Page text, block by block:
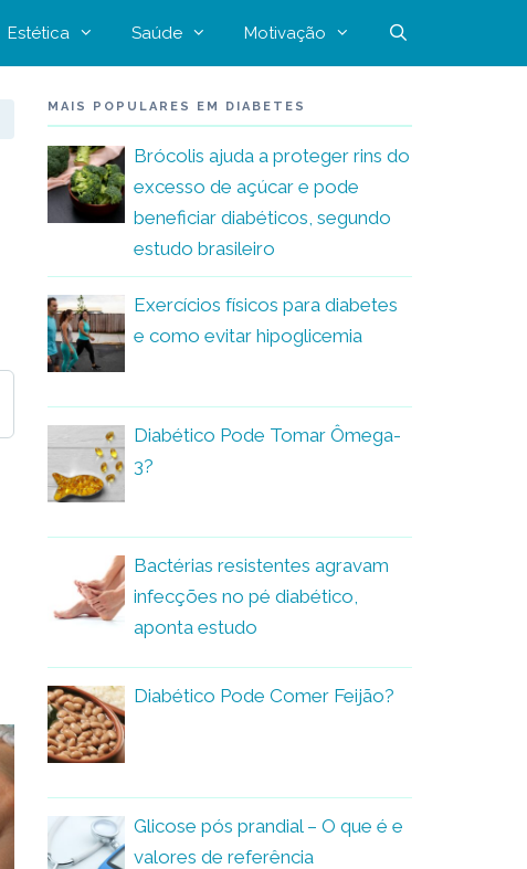
Estética Saúde Motivação
MAIS POPULARES EM DIABETES
Brócolis ajuda a proteger rins do
excesso de açúcar e pode
beneficiar diabéticos, segundo
estudo brasileiro
Exercícios físicos para diabetes
e como evitar hipoglicemia
Diabético Pode Tomar Ômega-
3?
Bactérias resistentes agravam
infecções no pé diabético,
aponta estudo
Diabético Pode Comer Feijão?
Glicose pós prandial – O que é e
valores de referência